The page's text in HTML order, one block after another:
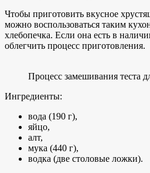
Чтобы приготовить вкусное
можно воспользоваться таким
хлебопечка. Если она есть в
облегчить процесс приготовления.
Процесс замешивания теста
Ингредиенты:
вода (190 г),
яйцо,
алт,
мука (440 г),
водка (две столовые ложки).